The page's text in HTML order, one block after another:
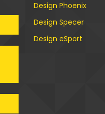
Design Phoenix
Design Specer
Design eSport